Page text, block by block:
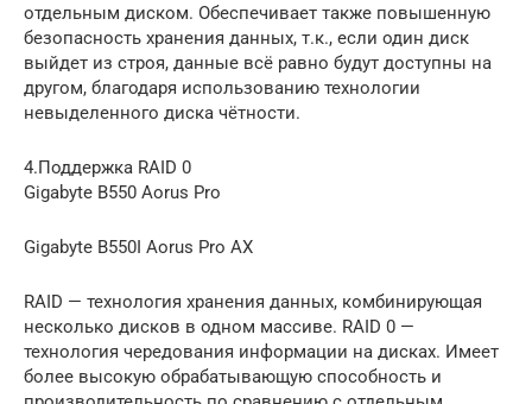
отдельным диском. Обеспечивает также повышенную
безопасность хранения данных, т.к., если один диск
выйдет из строя, данные всё равно будут доступны на
другом, благодаря использованию технологии
невыделенного диска чётности.
4.Поддержка RAID 0
Gigabyte B550 Aorus Pro
Gigabyte B550I Aorus Pro AX
RAID — технология хранения данных, комбинирующая
несколько дисков в одном массиве. RAID 0 —
технология чередования информации на дисках. Имеет
более высокую обрабатывающую способность и